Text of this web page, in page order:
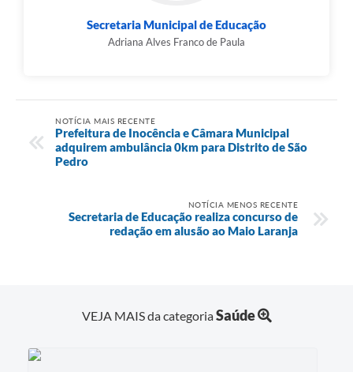
Secretaria Municipal de Educação
Adriana Alves Franco de Paula
NOTÍCIA MAIS RECENTE
Prefeitura de Inocência e Câmara Municipal
adquirem ambulância 0km para Distrito de São
Pedro
NOTÍCIA MENOS RECENTE
Secretaria de Educação realiza concurso de
redação em alusão ao Maio Laranja
VEJA MAIS da categoriaSaúde